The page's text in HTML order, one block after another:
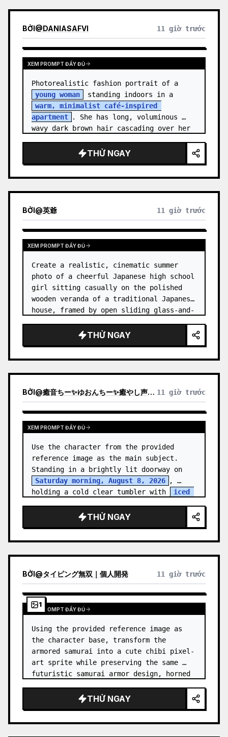
BỞI@DANIASAFVI 11 giờ trước
XEM PROMPT ĐẦY ĐỦ
young woman
warm, minimalist café-inspired
apartment
. She has long, voluminous
wavy dark brown hair cascading over her
THỬ NGAY
BỞI@英爺 11 giờ trước
XEM PROMPT ĐẦY ĐỦ
Create a realistic, cinematic summer
photo of a cheerful Japanese high school
girl sitting casually on the polished
wooden veranda of a traditional Japanese
house, framed by open sliding glass-and-
style school uniform top w…
THỬ NGAY
BỞI@癒音ちー✨ゆおんちー✨癒やし声ASMRとAI 11 giờ trước
XEM PROMPT ĐẦY ĐỦ
Use the character from the provided
reference image as the main subject.
Saturday morning, August 8, 2026
,
holding a cold clear tumbler with
iced
THỬ NGAY
BỞI@タイピング無双｜個人開発 11 giờ trước
1
XEM PROMPT ĐẦY ĐỦ
Using the provided reference image as
the character base, transform the
armored samurai into a cute chibi pixel-
art sprite while preserving the same
futuristic samurai armor design, horned
accents, glowing cyan energy details,…
THỬ NGAY